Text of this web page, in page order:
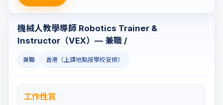
機械人教學導師 Robotics Trainer &
Instructor（VEX）— 兼職 /
兼職 香港（上課地點按學校安排）
工作性質